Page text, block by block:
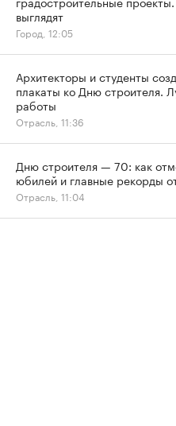
выглядят
Город, 12:05
Архитекторы и студенты
плакаты ко Дню строителя.
работы
Отрасль, 11:36
Дню строителя — 70: как
юбилей и главные рекорды
Отрасль, 11:04